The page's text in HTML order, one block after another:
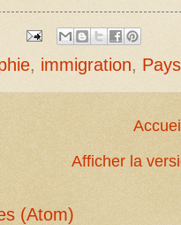
, immigration,
Afficher la
(Atom)